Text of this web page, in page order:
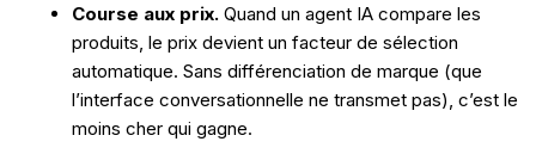
Course aux prix. Quand un agent IA compare les
produits, le prix devient un facteur de sélection
automatique. Sans différenciation de marque (que
l’interface conversationnelle ne transmet pas), c’est le
moins cher qui gagne.